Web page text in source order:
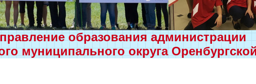
образования администрации
муниципального округа